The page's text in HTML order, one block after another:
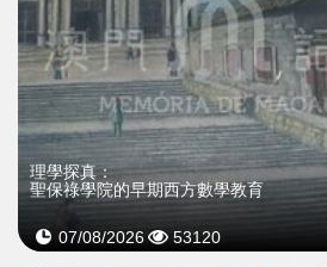
理學探真：
聖保祿學院的早期西方數學教育
07/08/2026 53120